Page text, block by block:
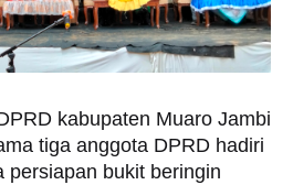
kabupaten Muaro Jambi
tiga anggota DPRD hadiri
persiapan bukit beringin